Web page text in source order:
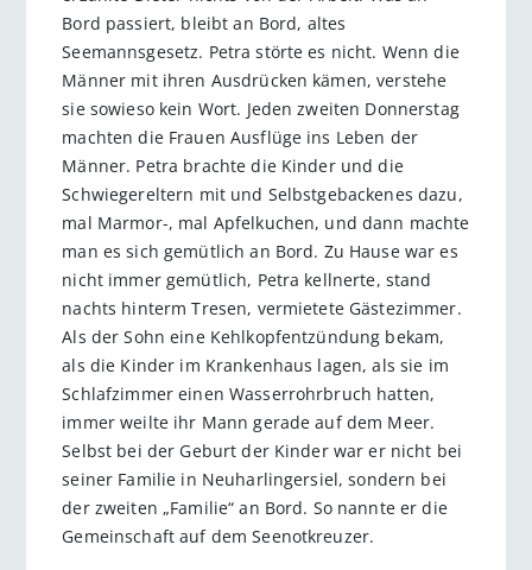
Bord passiert, bleibt an Bord, altes
Seemannsgesetz. Petra störte es nicht. Wenn die
Männer mit ihren Ausdrücken kämen, verstehe
sie sowieso kein Wort. Jeden zweiten Donnerstag
machten die Frauen Ausflüge ins Leben der
Männer. Petra brachte die Kinder und die
Schwiegereltern mit und Selbstgebackenes dazu,
mal Marmor-, mal Apfelkuchen, und dann machte
man es sich gemütlich an Bord. Zu Hause war es
nicht immer gemütlich, Petra kellnerte, stand
nachts hinterm Tresen, vermietete Gästezimmer.
Als der Sohn eine Kehlkopfentzündung bekam,
als die Kinder im Krankenhaus lagen, als sie im
Schlafzimmer einen Wasserrohrbruch hatten,
immer weilte ihr Mann gerade auf dem Meer.
Selbst bei der Geburt der Kinder war er nicht bei
seiner Familie in Neuharlingersiel, sondern bei
der zweiten „Familie“ an Bord. So nannte er die
Gemeinschaft auf dem Seenotkreuzer.